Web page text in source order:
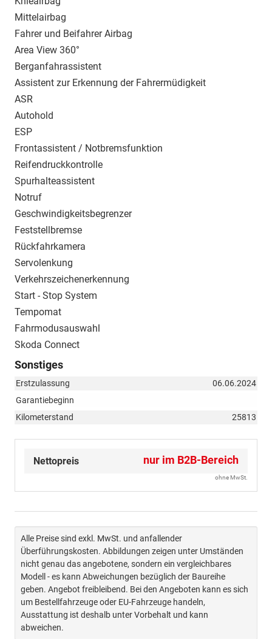
Mittelairbag
Fahrer und Beifahrer Airbag
Area View 360°
Berganfahrassistent
Assistent zur Erkennung der Fahrermüdigkeit
ASR
Autohold
ESP
Frontassistent / Notbremsfunktion
Reifendruckkontrolle
Spurhalteassistent
Notruf
Geschwindigkeitsbegrenzer
Feststellbremse
Rückfahrkamera
Servolenkung
Verkehrszeichenerkennung
Start - Stop System
Tempomat
Fahrmodusauswahl
Skoda Connect
Sonstiges
Erstzulassung
06.06.2024
Garantiebeginn
Kilometerstand
25813
Nettopreis nur im B2B-Bereich
ohne MwSt.
Alle Preise sind exkl. MwSt. und anfallender
Überführungskosten. Abbildungen zeigen unter Umständen
nicht genau das angebotene, sondern ein vergleichbares
Modell - es kann Abweichungen bezüglich der Baureihe
geben. Angebot freibleibend. Bei den Angeboten kann es sich
um Bestellfahrzeuge oder EU-Fahrzeuge handeln,
Ausstattung ist deshalb unter Vorbehalt und kann
abweichen.